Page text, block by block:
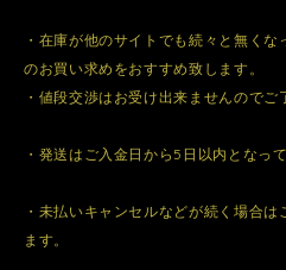
・在庫が他のサイトでも続々と無く
のお買い求めをおすすめ致します。
・値段交渉はお受け出来ませんのでご
・発送はご入金日から5日以内となっ
・未払いキャンセルなどが続く場合
ます。